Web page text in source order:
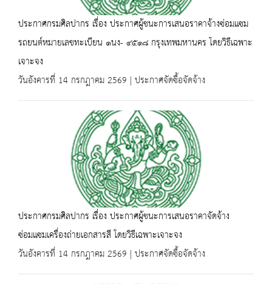
ประกาศกรมศิลปากร เรื่อง ประกาศผู้ชนะการเสนอราคาจ้างซ่อมแซม
รถยนต์หมายเลขทะเบียน ๑นง- ๔๕๑๘ กรุงเทพมหานคร โดยวิธีเฉพาะ
เจาะจง
วันอังคารที่ 14 กรกฎาคม 2569 | ประกาศจัดซื้อจัดจ้าง
ประกาศกรมศิลปากร เรื่อง ประกาศผู้ชนะการเสนอราคาจัดจ้าง
ซ่อมแซมเครื่องถ่ายเอกสารสี โดยวิธีเฉพาะเจาะจง
วันอังคารที่ 14 กรกฎาคม 2569 | ประกาศจัดซื้อจัดจ้าง